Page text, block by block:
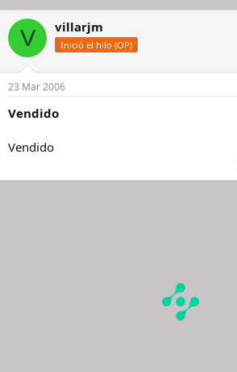
V villarjm
Inició el hilo (OP)
23 Mar 2006
Vendido
Vendido